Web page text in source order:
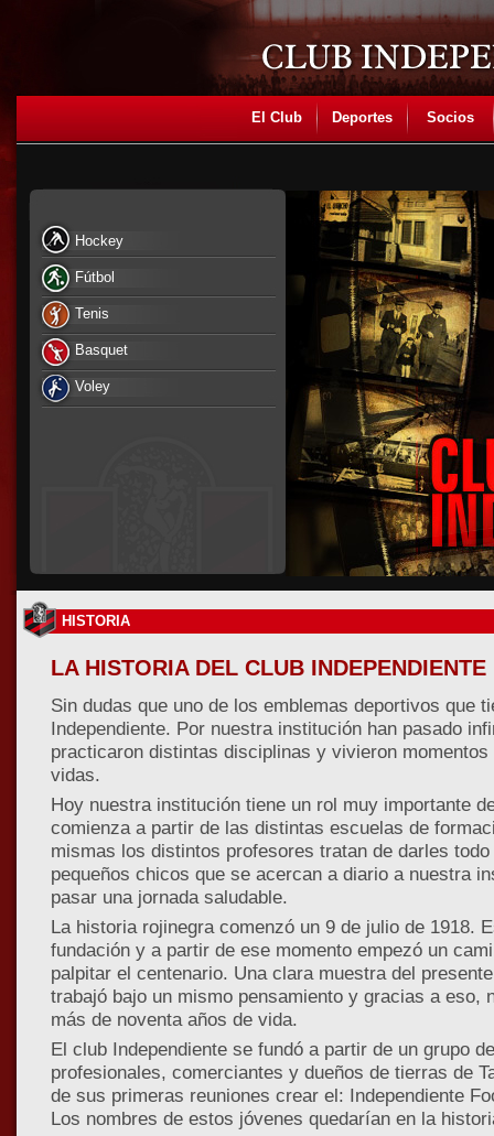
El Club Deportes Socios
Hockey
Fútbol
Tenis
Basquet
Voley
HISTORIA
LA HISTORIA DEL CLUB INDEPENDIENTE
Sin dudas que uno de los emblemas deportivos que
Independiente. Por nuestra institución han pasado
practicaron distintas disciplinas y vivieron
vidas.
Hoy nuestra institución tiene un rol muy importante
comienza a partir de las distintas escuelas de
mismas los distintos profesores tratan de darles
pequeños chicos que se acercan a diario a nuestra
pasar una jornada saludable.
La historia rojinegra comenzó un 9 de julio de 1918.
fundación y a partir de ese momento empezó un
palpitar el centenario. Una clara muestra del
trabajó bajo un mismo pensamiento y gracias a eso,
más de noventa años de vida.
El club Independiente se fundó a partir de un grupo
profesionales, comerciantes y dueños de tierras de
de sus primeras reuniones crear el: Independiente
Los nombres de estos jóvenes quedarían en la